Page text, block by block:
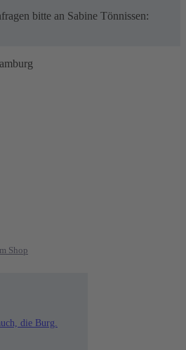
bitte an Sabine Tönnissen:
Shop
die Burg.